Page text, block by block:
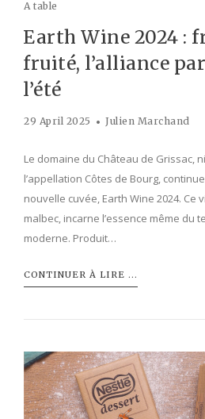
A table
Earth Wine 2024 :
fruité, l’alliance
l’été
29 April 2025 Julien Marchand
Le domaine du Château de Grissac,
l’appellation Côtes de Bourg,
nouvelle cuvée, Earth Wine 2024. Ce
malbec, incarne l’essence même du
moderne. Produit…
CONTINUER À LIRE ...